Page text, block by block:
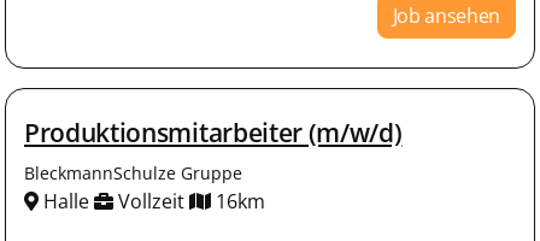
Job ansehen
Produktionsmitarbeiter (m/w/d)
BleckmannSchulze Gruppe
Halle Vollzeit 16km